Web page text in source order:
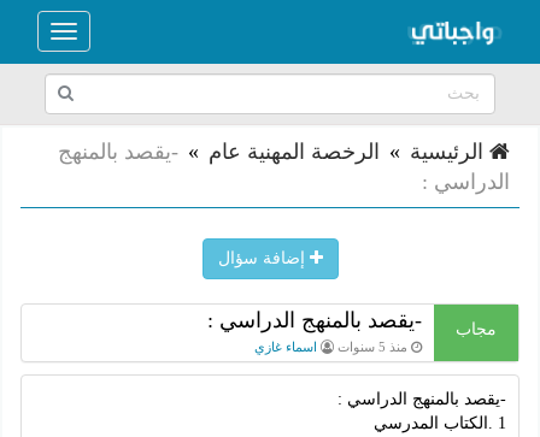
Toggle
الرئيسية » الرخصة المهنية عام » -يقصد بالمنهج
الدراسي :
إضافة سؤال
مجاب -يقصد بالمنهج الدراسي :
منذ 5 سنوات اسماء غازي
-يقصد بالمنهج الدراسي :
1 .الكتاب المدرسي